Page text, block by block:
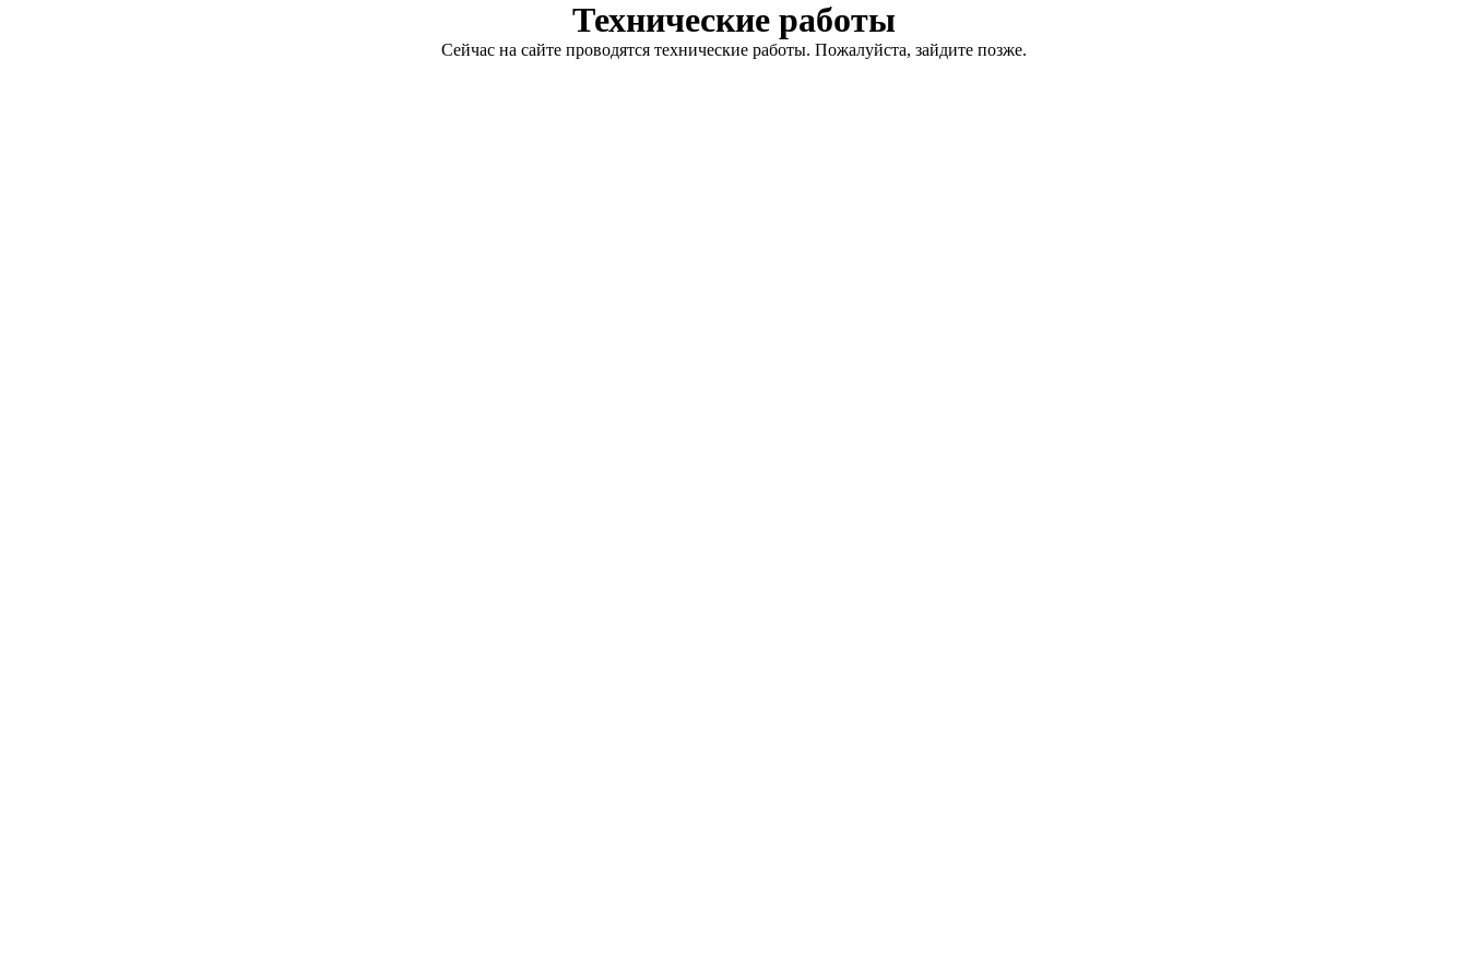
Технические работы
Сейчас на сайте проводятся технические работы. Пожалуйста, зайдите позже.